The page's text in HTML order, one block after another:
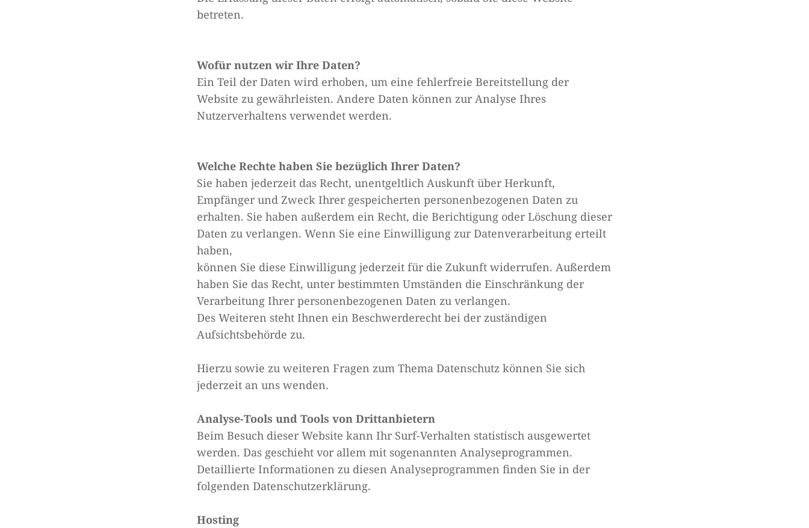
betreten.
Wofür nutzen wir Ihre Daten?
Ein Teil der Daten wird erhoben, um eine fehlerfreie Bereitstellung der
Website zu gewährleisten. Andere Daten können zur Analyse Ihres
Nutzerverhaltens verwendet werden.
Welche Rechte haben Sie bezüglich Ihrer Daten?
Sie haben jederzeit das Recht, unentgeltlich Auskunft über Herkunft,
Empfänger und Zweck Ihrer gespeicherten personenbezogenen Daten zu
erhalten. Sie haben außerdem ein Recht, die Berichtigung oder Löschung dieser
Daten zu verlangen. Wenn Sie eine Einwilligung zur Datenverarbeitung erteilt
haben,
können Sie diese Einwilligung jederzeit für die Zukunft widerrufen. Außerdem
haben Sie das Recht, unter bestimmten Umständen die Einschränkung der
Verarbeitung Ihrer personenbezogenen Daten zu verlangen.
Des Weiteren steht Ihnen ein Beschwerderecht bei der zuständigen
Aufsichtsbehörde zu.
Hierzu sowie zu weiteren Fragen zum Thema Datenschutz können Sie sich
jederzeit an uns wenden.
Analyse-Tools und Tools von Drittanbietern
Beim Besuch dieser Website kann Ihr Surf-Verhalten statistisch ausgewertet
werden. Das geschieht vor allem mit sogenannten Analyseprogrammen.
Detaillierte Informationen zu diesen Analyseprogrammen finden Sie in der
folgenden Datenschutzerklärung.
Hosting